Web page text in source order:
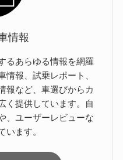
情報
るあらゆる情報を網羅
報、試乗レポート、
報など、車選びからカ
く提供しています。自
、ユーザーレビューな
ます。